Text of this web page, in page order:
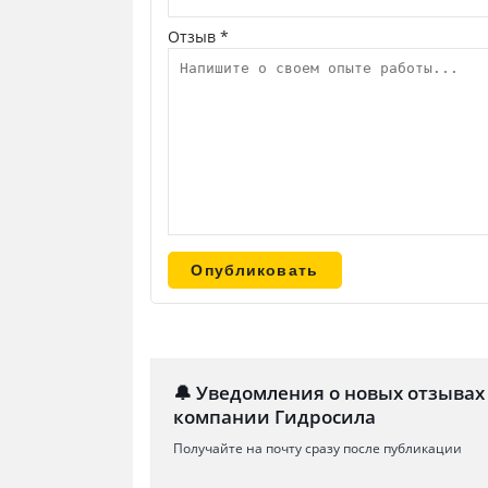
Отзыв *
🔔 Уведомления о новых отзывах
компании Гидросила
Получайте на почту сразу после публикации